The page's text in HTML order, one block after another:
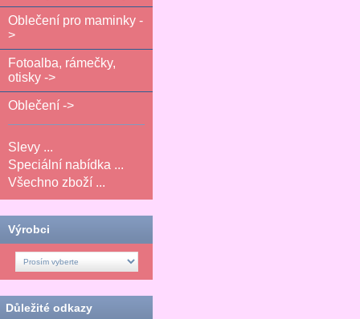
Oblečení pro maminky -
>
Fotoalba, rámečky,
otisky ->
Oblečení ->
Slevy ...
Speciální nabídka ...
Všechno zboží ...
Výrobci
Důležité odkazy